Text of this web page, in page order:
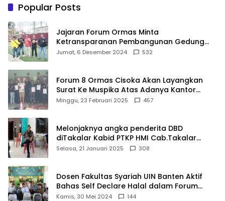
Popular Posts
Jajaran Forum Ormas Minta
Ketransparanan Pembangunan Gedung
Damkar Di Kecamatan Cisoka
Jumat, 6 Desember 2024 532
Forum 8 Ormas Cisoka Akan Layangkan
Surat Ke Muspika Atas Adanya Kantor
Matel di Cisoka
Minggu, 23 Februari 2025 457
Melonjaknya angka penderita DBD
diTakalar Kabid PTKP HMI Cab.Takalar
angkat bicara
Selasa, 21 Januari 2025 308
Dosen Fakultas Syariah UIN Banten Aktif
Bahas Self Declare Halal dalam Forum
Ijtima Ulama MUI
Kamis, 30 Mei 2024 144